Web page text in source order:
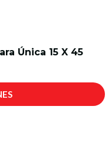
Única 15 X 45